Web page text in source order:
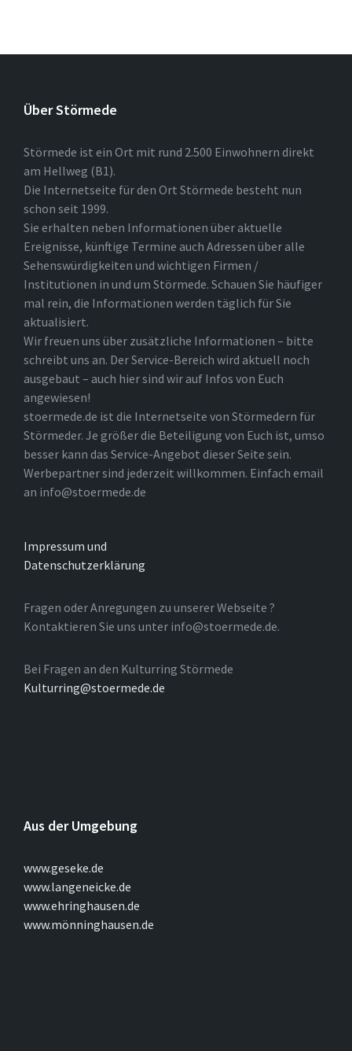
Über Störmede
Störmede ist ein Ort mit rund 2.500 Einwohnern direkt
am Hellweg (B1).
Die Internetseite für den Ort Störmede besteht nun
schon seit 1999.
Sie erhalten neben Informationen über aktuelle
Ereignisse, künftige Termine auch Adressen über alle
Sehenswürdigkeiten und wichtigen Firmen /
Institutionen in und um Störmede. Schauen Sie häufiger
mal rein, die Informationen werden täglich für Sie
aktualisiert.
Wir freuen uns über zusätzliche Informationen – bitte
schreibt uns an. Der Service-Bereich wird aktuell noch
ausgebaut – auch hier sind wir auf Infos von Euch
angewiesen!
stoermede.de ist die Internetseite von Störmedern für
Störmeder. Je größer die Beteiligung von Euch ist, umso
besser kann das Service-Angebot dieser Seite sein.
Werbepartner sind jederzeit willkommen. Einfach email
an info@stoermede.de
Impressum und
Datenschutzerklärung
Fragen oder Anregungen zu unserer Webseite ?
Kontaktieren Sie uns unter info@stoermede.de.
Bei Fragen an den Kulturring Störmede
Kulturring@stoermede.de
Aus der Umgebung
www.geseke.de
www.langeneicke.de
www.ehringhausen.de
www.mönninghausen.de